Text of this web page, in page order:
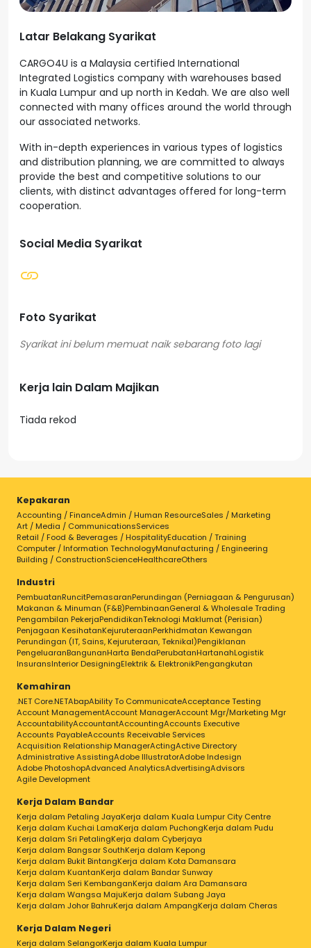
Latar Belakang Syarikat
CARGO4U is a Malaysia certified International
Integrated Logistics company with warehouses based
in Kuala Lumpur and up north in Kedah. We are also well
connected with many offices around the world through
our associated networks.
With in-depth experiences in various types of logistics
and distribution planning, we are committed to always
provide the best and competitive solutions to our
clients, with distinct advantages offered for long-term
cooperation.
Social Media Syarikat
Foto Syarikat
Kerja lain Dalam Majikan
Tiada rekod
Kepakaran
Accounting / FinanceAdmin / Human ResourceSales / Marketing
Art / Media / CommunicationsServices
Retail / Food & Beverages / HospitalityEducation / Training
Computer / Information TechnologyManufacturing / Engineering
Building / ConstructionScienceHealthcareOthers
Industri
PembuatanRuncitPemasaranPerundingan (Perniagaan & Pengurusan)
Makanan & Minuman (F&B)PembinaanGeneral & Wholesale Trading
Pengambilan PekerjaPendidikanTeknologi Maklumat (Perisian)
Penjagaan KesihatanKejuruteraanPerkhidmatan Kewangan
Perundingan (IT, Sains, Kejuruteraan, Teknikal)Pengiklanan
PengeluaranBangunanHarta BendaPerubatanHartanahLogistik
InsuransInterior DesigningElektrik & ElektronikPengangkutan
Kemahiran
.NET Core.NETAbapAbility To CommunicateAcceptance Testing
Account ManagementAccount ManagerAccount Mgr/Marketing Mgr
AccountabilityAccountantAccountingAccounts Executive
Accounts PayableAccounts Receivable Services
Acquisition Relationship ManagerActingActive Directory
Administrative AssistingAdobe IllustratorAdobe Indesign
Adobe PhotoshopAdvanced AnalyticsAdvertisingAdvisors
Agile Development
Kerja Dalam Bandar
Kerja dalam Petaling JayaKerja dalam Kuala Lumpur City Centre
Kerja dalam Kuchai LamaKerja dalam PuchongKerja dalam Pudu
Kerja dalam Sri PetalingKerja dalam Cyberjaya
Kerja dalam Bangsar SouthKerja dalam Kepong
Kerja dalam Bukit BintangKerja dalam Kota Damansara
Kerja dalam KuantanKerja dalam Bandar Sunway
Kerja dalam Seri KembanganKerja dalam Ara Damansara
Kerja dalam Wangsa MajuKerja dalam Subang Jaya
Kerja dalam Johor BahruKerja dalam AmpangKerja dalam Cheras
Kerja Dalam Negeri
Kerja dalam SelangorKerja dalam Kuala Lumpur